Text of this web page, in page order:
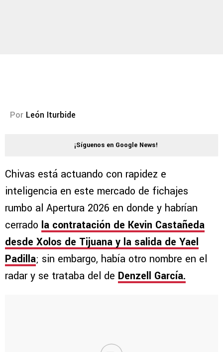
Por León Iturbide
¡Síguenos en Google News!
Chivas está actuando con rapidez e
inteligencia en este mercado de fichajes
rumbo al Apertura 2026 en donde y habrían
cerrado la contratación de Kevin Castañeda
desde Xolos de Tijuana y la salida de Yael
Padilla; sin embargo, había otro nombre en el
radar y se trataba del de Denzell García.